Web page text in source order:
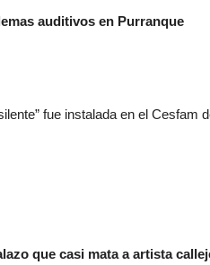
auditivos en Purranque
fue instalada en el Cesfam
que casi mata a artista